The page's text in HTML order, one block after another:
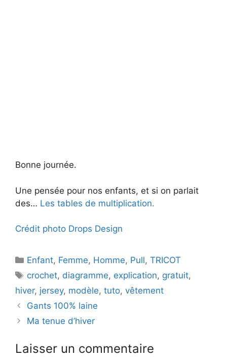
Bonne journée.
Une pensée pour nos enfants, et si on parlait
des… Les tables de multiplication.
Crédit photo Drops Design
Catégories
Enfant, Femme, Homme, Pull,TRICOT
Étiquettes
crochet, diagramme, explication, gratuit,
hiver, jersey, modèle, tuto, vêtement
Gants 100% laine
Ma tenue d’hiver
Laisser un commentaire